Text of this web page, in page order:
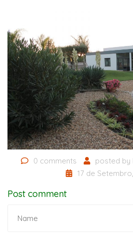
0 comments posted by
17 de
Post comment